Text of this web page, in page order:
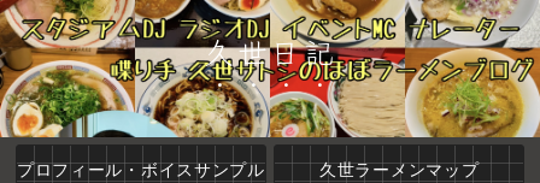
久世日記
プロフィール・ボイスサンプル 久世ラーメンマップ